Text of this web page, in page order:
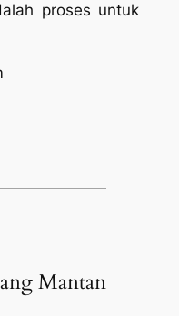
proses untuk
Mantan